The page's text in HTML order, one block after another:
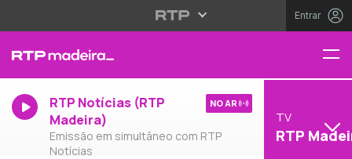
Entrar
RTP Notícias (RTP
Madeira)
Emissão em simultâneo com RTP
Notícias
NO AR
TV
RTP